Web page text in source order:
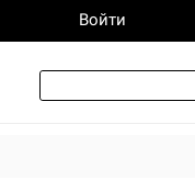
Войти